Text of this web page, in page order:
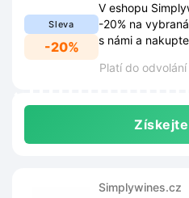
Sleva
-20%
V eshopu
-20% na
s námi a
Platí do odvolání
Simplywines.cz